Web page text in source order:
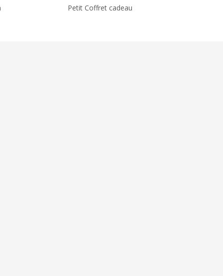
Petit Coffret cadeau